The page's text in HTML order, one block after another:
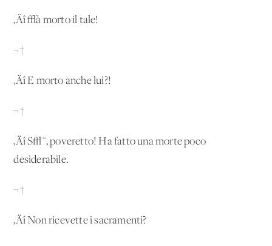
‚Äî √à morto il tale!
¬†
‚Äî E morto anche lui?!
¬†
‚Äî S√¨, poveretto! Ha fatto una morte poco
desiderabile.
¬†
‚Äî Non ricevette i sacramenti?